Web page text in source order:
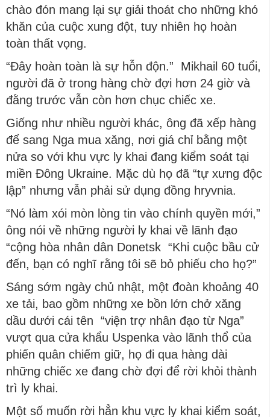
chào đón mang lại sự giải thoát cho những khó
khăn của cuộc xung đột, tuy nhiên họ hoàn
toàn thất vọng.
“Đây hoàn toàn là sự hỗn độn.” Mikhail 60 tuổi,
người đã ở trong hàng chờ đợi hơn 24 giờ và
đằng trước vẫn còn hơn chục chiếc xe.
Giống như nhiều người khác, ông đã xếp hàng
để sang Nga mua xăng, nơi giá chỉ bằng một
nửa so với khu vực ly khai đang kiểm soát tại
miền Đông Ukraine. Mặc dù họ đã “tự xưng độc
lập” nhưng vẫn phải sử dụng đồng hryvnia.
“Nó làm xói mòn lòng tin vào chính quyền mới,”
ông nói về những người ly khai về lãnh đạo
“cộng hòa nhân dân Donetsk “Khi cuộc bầu cử
đến, bạn có nghĩ rằng tôi sẽ bỏ phiếu cho họ?”
Sáng sớm ngày chủ nhật, một đoàn khoảng 40
xe tải, bao gồm những xe bồn lớn chở xăng
dầu dưới cái tên “viện trợ nhân đạo từ Nga”
vượt qua cửa khẩu Uspenka vào lãnh thổ của
phiến quân chiếm giữ, họ đi qua hàng dài
những chiếc xe đang chờ đợi để rời khỏi thành
trì ly khai.
Một số muốn rời hẳn khu vực ly khai kiểm soát,